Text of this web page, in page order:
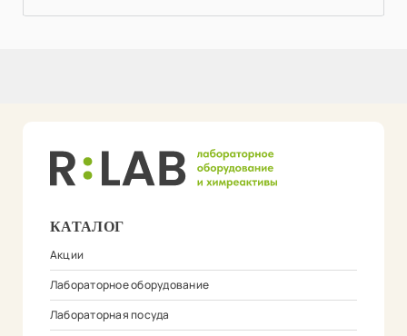
КАТАЛОГ
Акции
Лабораторное оборудование
Лабораторная посуда